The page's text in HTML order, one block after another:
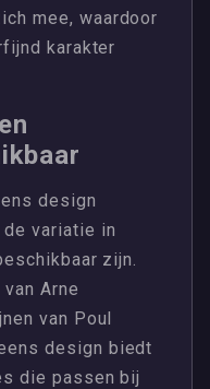
mee, waardoor
karakter
design
variatie in
zijn.
Arne
van Poul
design biedt
die passen bij